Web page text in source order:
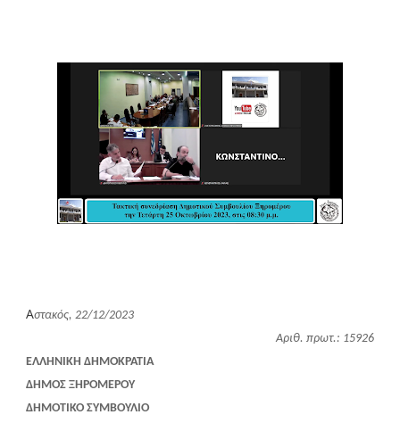
Αστακός, 22/12/2023
Αριθ. πρωτ.: 15926
ΕΛΛΗΝΙΚΗ ΔΗΜΟΚΡΑΤΙΑ
ΔΗΜΟΣ ΞΗΡΟΜΕΡΟΥ
ΔΗΜΟΤΙΚΟ ΣΥΜΒΟΥΛΙΟ